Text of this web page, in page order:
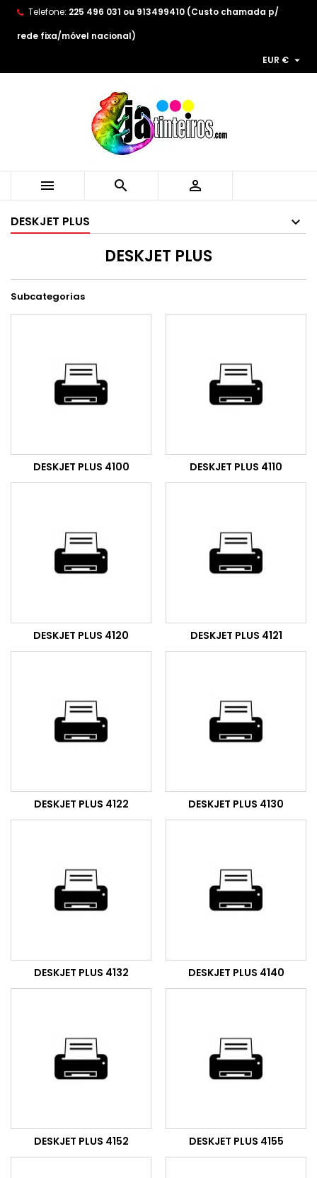
Telefone: 225 496 031 ou 913499410 (Custo chamada p/
rede fixa/móvel nacional)
EUR € 
  
DESKJET PLUS
DESKJET PLUS
Subcategorias
DESKJET PLUS 4100 DESKJET PLUS 4110
DESKJET PLUS 4120 DESKJET PLUS 4121
DESKJET PLUS 4122 DESKJET PLUS 4130
DESKJET PLUS 4132 DESKJET PLUS 4140
DESKJET PLUS 4152 DESKJET PLUS 4155
As minhas listas de desejos ×
((modalTitle)) ×
((cancelText)) ((modalDeleteText))
((title)) ×
((label))
((cancelText)) ((createText))
Entrar ×
You need to be logged in to save products in your
wishlist.
((cancelText))